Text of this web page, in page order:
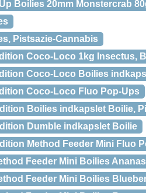
Boilies 20mm Monstercrab
Pistsazie-Cannabis
Coco-Loco 1kg Insectus,
Coco-Loco Boilies
Coco-Loco Fluo Pop-Ups
Boilies indkapslet Boilie,
Dumble indkapslet Boilie
Method Feeder Mini Fluo
Feeder Mini Boilies
Feeder Mini Boilies